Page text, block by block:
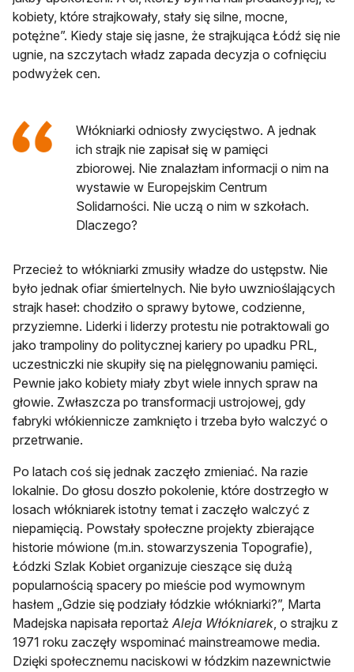
kobiety, które strajkowały, stały się silne, mocne,
potężne”. Kiedy staje się jasne, że strajkująca Łódź się nie
ugnie, na szczytach władz zapada decyzja o cofnięciu
podwyżek cen.
Włókniarki odniosły zwycięstwo. A jednak
ich strajk nie zapisał się w pamięci
zbiorowej. Nie znalazłam informacji o nim na
wystawie w Europejskim Centrum
Solidarności. Nie uczą o nim w szkołach.
Dlaczego?
Przecież to włókniarki zmusiły władze do ustępstw. Nie
było jednak ofiar śmiertelnych. Nie było uwznioślających
strajk haseł: chodziło o sprawy bytowe, codzienne,
przyziemne. Liderki i liderzy protestu nie potraktowali go
jako trampoliny do politycznej kariery po upadku PRL,
uczestniczki nie skupiły się na pielęgnowaniu pamięci.
Pewnie jako kobiety miały zbyt wiele innych spraw na
głowie. Zwłaszcza po transformacji ustrojowej, gdy
fabryki włókiennicze zamknięto i trzeba było walczyć o
przetrwanie.
Po latach coś się jednak zaczęło zmieniać. Na razie
lokalnie. Do głosu doszło pokolenie, które dostrzegło w
losach włókniarek istotny temat i zaczęło walczyć z
niepamięcią. Powstały społeczne projekty zbierające
historie mówione (m.in. stowarzyszenia Topografie),
Łódzki Szlak Kobiet organizuje cieszące się dużą
popularnością spacery po mieście pod wymownym
hasłem „Gdzie się podziały łódzkie włókniarki?”, Marta
Madejska napisała reportaż Aleja Włókniarek , o strajku z
1971 roku zaczęły wspominać mainstreamowe media.
Dzięki społecznemu naciskowi w łódzkim nazewnictwie